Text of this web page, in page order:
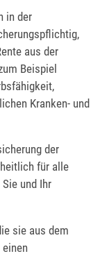
in der
aus der
Beispiel
Kranken- und
der
für alle
und Ihr
sie aus dem